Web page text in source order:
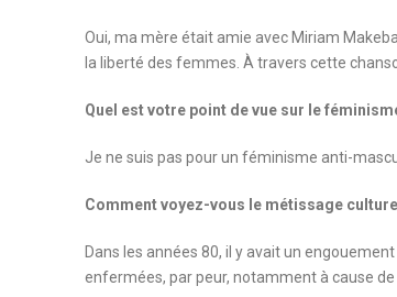
Oui, ma mère était amie avec Miriam
la liberté des femmes. À travers cette
Quel est votre point de vue sur le
Je ne suis pas pour un féminisme anti-
Comment voyez-vous le métissage
Dans les années 80, il y avait un
enfermées, par peur, notamment à cause